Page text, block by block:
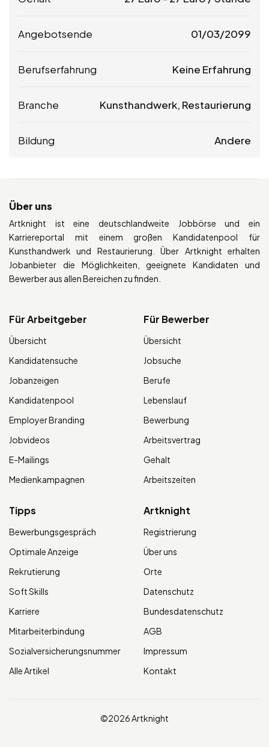
Angebotsende 01/03/2099
Berufserfahrung Keine Erfahrung
Branche Kunsthandwerk, Restaurierung
Bildung Andere
Über uns
Artknight ist eine deutschlandweite Jobbörse und ein
Karriereportal mit einem großen Kandidatenpool für
Kunsthandwerk und Restaurierung. Über Artknight erhalten
Jobanbieter die Möglichkeiten, geeignete Kandidaten und
Bewerber aus allen Bereichen zu finden.
Für Arbeitgeber
Übersicht
Kandidatensuche
Jobanzeigen
Kandidatenpool
Employer Branding
Jobvideos
E-Mailings
Medienkampagnen
Für Bewerber
Übersicht
Jobsuche
Berufe
Lebenslauf
Bewerbung
Arbeitsvertrag
Gehalt
Arbeitszeiten
Tipps
Bewerbungsgespräch
Optimale Anzeige
Rekrutierung
Soft Skills
Karriere
Mitarbeiterbindung
Sozialversicherungsnummer
Alle Artikel
Artknight
Registrierung
Über uns
Orte
Datenschutz
Bundesdatenschutz
AGB
Impressum
Kontakt
©2026 Artknight